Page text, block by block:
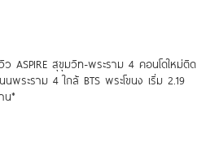
ว ASPIRE สุขุมวิท-พระราม 4 คอนโดใหม่ติด
นพระราม 4 ใกล้ BTS พระโขนง เริ่ม 2.19
น*